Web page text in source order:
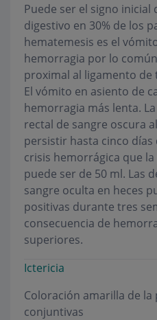
Puede ser el signo
digestivo en 30% de los
hematemesis es el
hemorragia por lo
proximal al ligamento de
El vómito en asiento de
hemorragia más lenta.
rectal de sangre oscura
persistir hasta cinco
crisis hemorrágica que
puede ser de 50 ml. Las
sangre oculta en heces
positivas durante tres
consecuencia de
superiores.
Ictericia
Coloración amarilla de
conjuntivas